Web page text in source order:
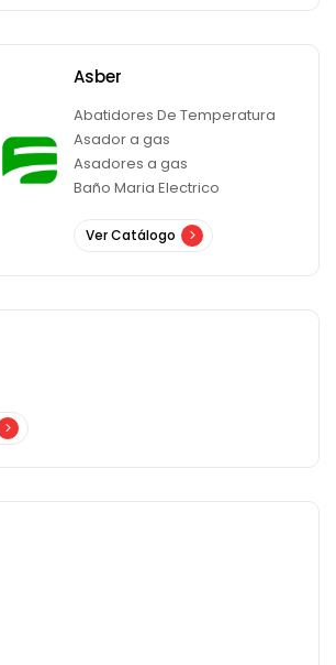
Asber
Abatidores De Temperatura
Asador a gas
Asadores a gas
Baño Maria Electrico
Ver Catálogo